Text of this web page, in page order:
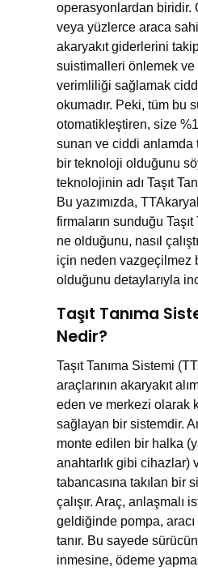
operasyonlardan biridir.
veya yüzlerce araca
akaryakıt giderlerini
suistimalleri önlemek ve
verimliliği sağlamak
okumadır. Peki, tüm bu
otomatikleştiren, size
sunan ve ciddi anlamda
bir teknoloji olduğunu
teknolojinin adı Taşıt
Bu yazımızda,
firmaların sunduğu Taşıt
ne olduğunu, nasıl
için neden vazgeçilmez
olduğunu detaylarıyla
Taşıt Tanıma
Nedir?
Taşıt Tanıma Sistemi
araçlarının akaryakıt
eden ve merkezi olarak
sağlayan bir sistemdir.
monte edilen bir halka
anahtarlık gibi cihazlar)
tabancasına takılan bir
çalışır. Araç, anlaşmalı
geldiğinde pompa,
tanır. Bu sayede
inmesine, ödeme